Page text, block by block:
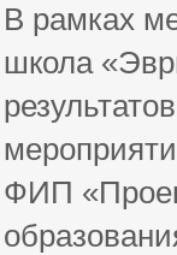
В рамках
школа
ФИП